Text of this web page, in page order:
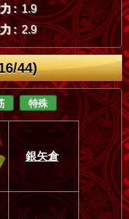
: 1.9
: 2.9
44)
特殊
銀矢倉